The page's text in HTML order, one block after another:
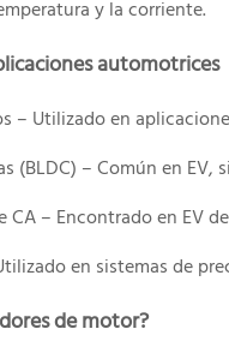
y la corriente.
automotrices
– Utilizado en
(BLDC) – Común en
– Encontrado en EV
en sistemas de
de motor?